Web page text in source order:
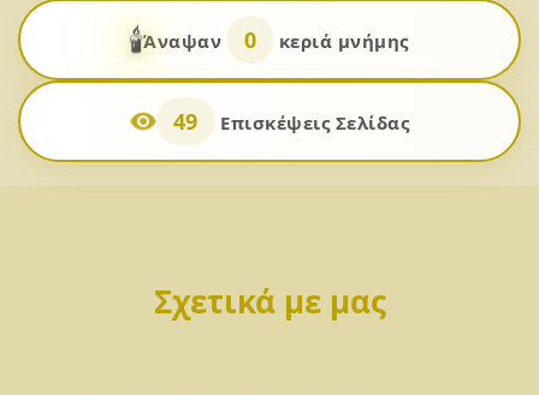
🕯️Άναψαν 0 κεριά μνήμης
49 Επισκέψεις Σελίδας
Σχετικά με μας